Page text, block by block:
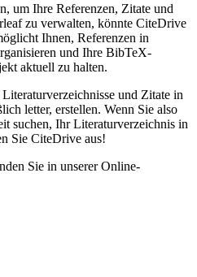
um Ihre Referenzen, Zitate und
zu verwalten, könnte CiteDrive
Ihnen, Referenzen in
und Ihre BibTeX-
aktuell zu halten.
und Zitate in
letter, erstellen. Wenn Sie also
suchen, Ihr Literaturverzeichnis in
Sie CiteDrive aus!
Sie in unserer Online-